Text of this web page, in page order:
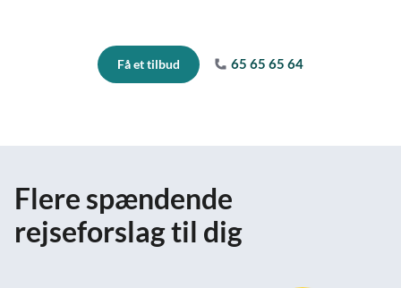
Få et tilbud 65 65 65 64
Flere spændende
rejseforslag til dig